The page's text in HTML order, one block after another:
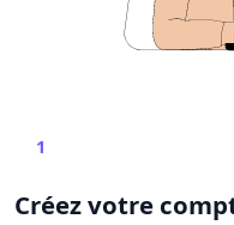
1
Créez votre